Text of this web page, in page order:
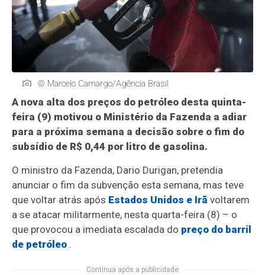
© Marcelo Camargo/Agência Brasil
A nova alta dos preços do petróleo desta quinta-
feira (9) motivou o Ministério da Fazenda a adiar
para a próxima semana a decisão sobre o fim do
subsídio de R$ 0,44 por litro de gasolina.
O ministro da Fazenda, Dario Durigan, pretendia
anunciar o fim da subvenção esta semana, mas teve
que voltar atrás após Estados Unidos e Irã voltarem
a se atacar militarmente, nesta quarta-feira (8) – o
que provocou a imediata escalada do preço do barril
de petróleo .
Continua após a publicidade